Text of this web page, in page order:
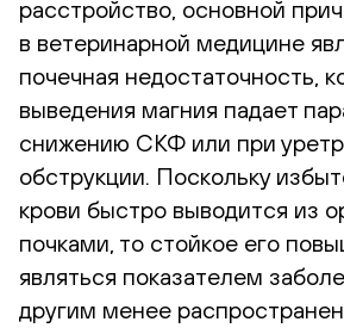
расстройство, основной
в ветеринарной медицине
почечная недостаточность,
выведения магния падает
снижению СКФ или при
обструкции. Поскольку
крови быстро выводится из
почками, то стойкое его
являться показателем
другим менее